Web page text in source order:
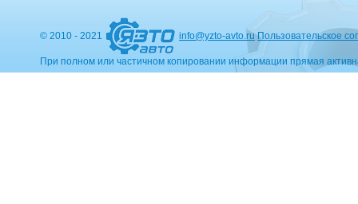
© 2010 - 2021 info@yzto-avto.ru Пользовательское
При полном или частичном копировании информации прямая